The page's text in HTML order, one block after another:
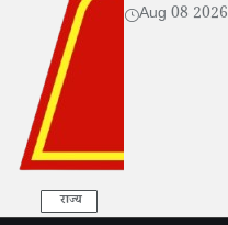
राज्य
Aug 08 2026